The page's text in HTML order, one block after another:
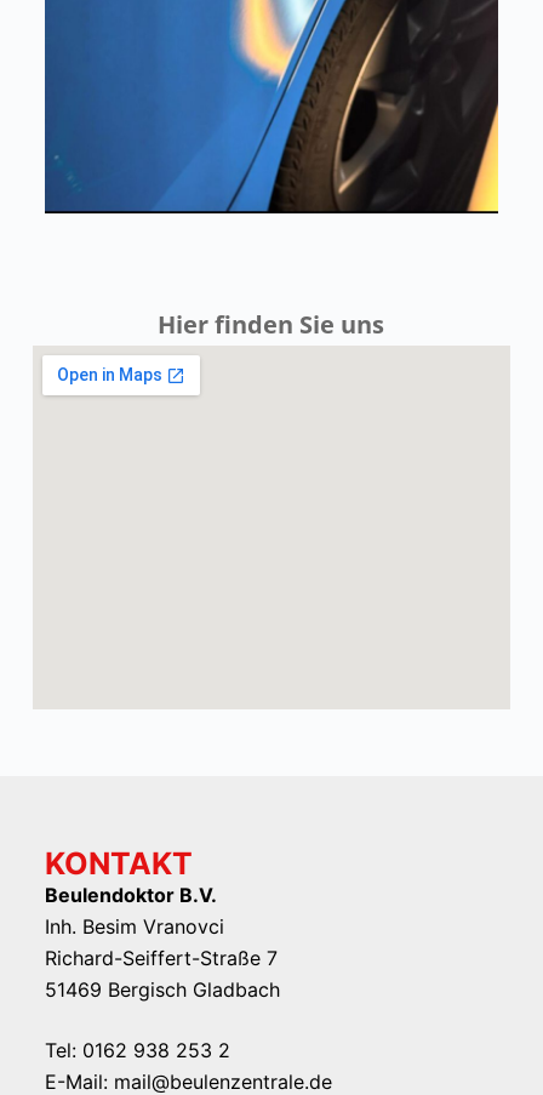
Hier finden Sie uns
KONTAKT
Beulendoktor B.V.
Inh. Besim Vranovci
Richard-Seiffert-Straße 7
51469 Bergisch Gladbach
Tel: 0162 938 253 2
E-Mail: mail@beulenzentrale.de